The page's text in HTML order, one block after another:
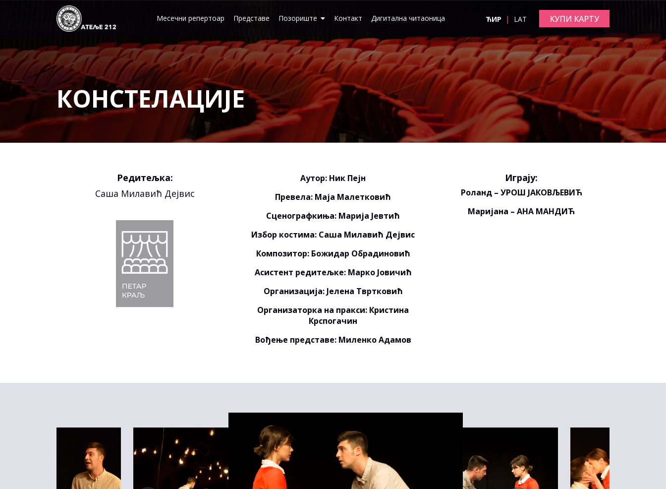
Месечни репертоар Представе Позориште Контакт Дигитална читаоница ЋИР | LAT КУПИ КАРТУ
КОНСТЕЛАЦИЈЕ
Редитељка:
Саша Милавић Дејвис
Аутор: Ник Пејн
Превела: Маја Малетковић
Сценографкиња: Марија Јевтић
Избор костима: Саша Милавић Дејвис
Композитор: Божидар Обрадиновић
Асистент редитељке: Марко Јовичић
Организација: Јелена Твртковић
Организаторка на пракси: Кристина
Крспогачин
Вођење представе: Миленко Адамов
Играју:
Роланд – УРОШ ЈАКОВЉЕВИЋ
Маријана – АНА МАНДИЋ